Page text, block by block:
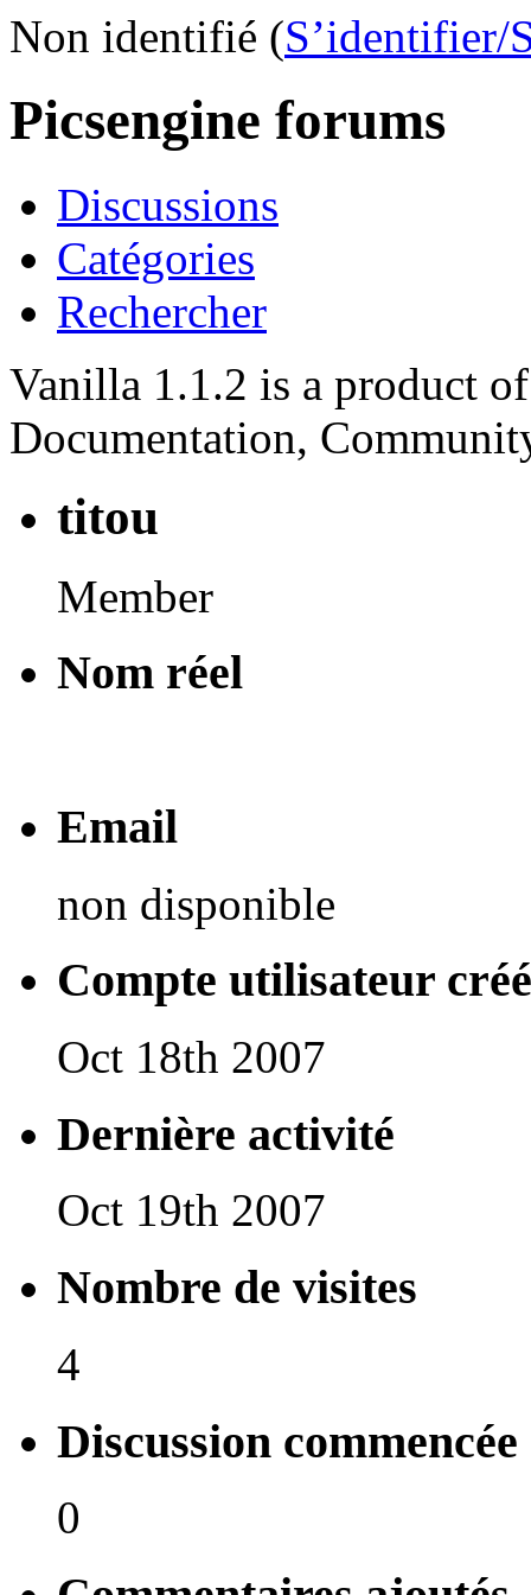
Non identifié (S’identifier/
Picsengine forums
Discussions
Catégories
Rechercher
Vanilla 1.1.2 is a product
Documentation,
titou
Member
Nom réel
Email
non disponible
Compte utilisateur créé
Oct 18th 2007
Dernière activité
Oct 19th 2007
Nombre de visites
4
Discussion commencée
0